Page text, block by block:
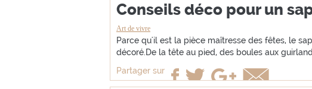
Conseils déco pour un
Art de vivre
Parce qu'il est la pièce maîtresse des fêtes, le
décoré.De la tête au pied, des boules aux
Partager sur